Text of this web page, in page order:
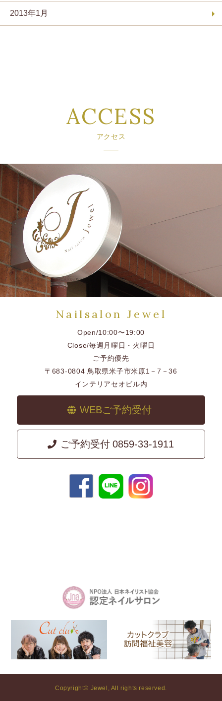
2013年1月
ACCESS
アクセス
Nailsalon Jewel
Open/10:00〜19:00
Close/毎週月曜日・火曜日
ご予約優先
〒683-0804 鳥取県米子市米原1－7－36
インテリアセオビル内
WEBご予約受付
ご予約受付 0859-33-1911
Copyright© Jewel, All rights reserved.